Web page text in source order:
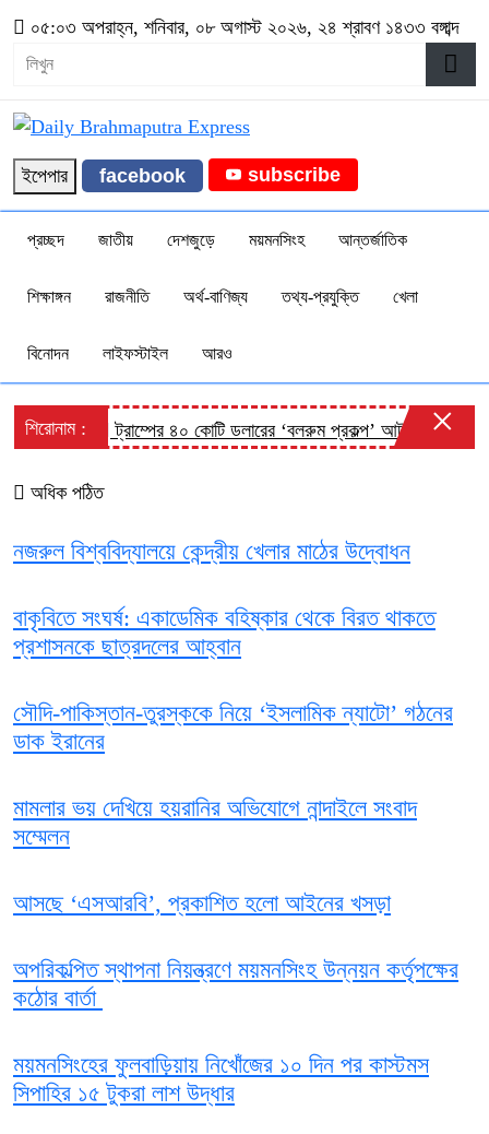
০৫:০৩ অপরাহ্ন, শনিবার, ০৮ অগাস্ট ২০২৬, ২৪ শ্রাবণ ১৪৩৩ বঙ্গাব্দ
ইপেপার facebook subscribe
প্রচ্ছদ জাতীয় দেশজুড়ে ময়মনসিংহ আন্তর্জাতিক
শিক্ষাঙ্গন রাজনীতি অর্থ-বাণিজ্য তথ্য-প্রযুক্তি খেলা
বিনোদন লাইফস্টাইল আরও
শিরোনাম :ট্রাম্পের ৪০ কোটি ডলারের ‘বলরুম প্রকল্প’ আটকে দিলেন আদালত
×
অধিক পঠিত
নজরুল বিশ্ববিদ্যালয়ে কেন্দ্রীয় খেলার মাঠের উদ্বোধন
বাকৃবিতে সংঘর্ষ: একাডেমিক বহিষ্কার থেকে বিরত থাকতে
প্রশাসনকে ছাত্রদলের আহ্বান
সৌদি-পাকিস্তান-তুরস্ককে নিয়ে ‘ইসলামিক ন্যাটো’ গঠনের
ডাক ইরানের
মামলার ভয় দেখিয়ে হয়রানির অভিযোগে নান্দাইলে সংবাদ
সম্মেলন
আসছে ‘এসআরবি’, প্রকাশিত হলো আইনের খসড়া
অপরিকল্পিত স্থাপনা নিয়ন্ত্রণে ময়মনসিংহ উন্নয়ন কর্তৃপক্ষের
কঠোর বার্তা
ময়মনসিংহের ফুলবাড়িয়ায় নিখোঁজের ১০ দিন পর কাস্টমস
সিপাহির ১৫ টুকরা লাশ উদ্ধার